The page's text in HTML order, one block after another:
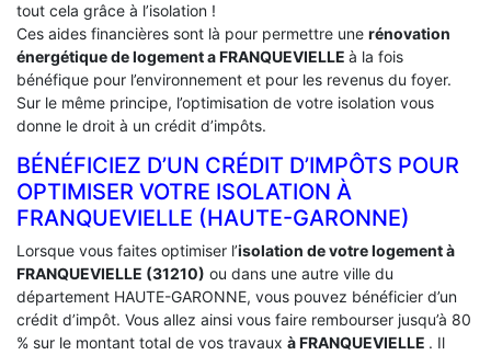
tout cela grâce à l’isolation !
Ces aides financières sont là pour permettre une rénovation
énergétique de logement aFRANQUEVIELLE à la fois
bénéfique pour l’environnement et pour les revenus du foyer.
Sur le même principe, l’optimisation de votre isolation vous
donne le droit à un crédit d’impôts.
BÉNÉFICIEZ D’UN CRÉDIT D’IMPÔTS POUR
OPTIMISER VOTRE ISOLATION À
‎FRANQUEVIELLE (HAUTE-GARONNE)
Lorsque vous faites optimiser l’isolation de votre logement à
FRANQUEVIELLE (31210) ou dans une autre ville du
département HAUTE-GARONNE, vous pouvez bénéficier d’un
crédit d’impôt. Vous allez ainsi vous faire rembourser jusqu’à 80
% sur le montant total de vos travaux à FRANQUEVIELLE . Il